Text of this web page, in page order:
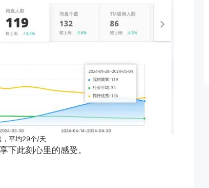
，平均29个/天
下此刻心里的感受。